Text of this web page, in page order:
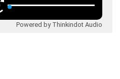
Powered by Thinkindot Audio